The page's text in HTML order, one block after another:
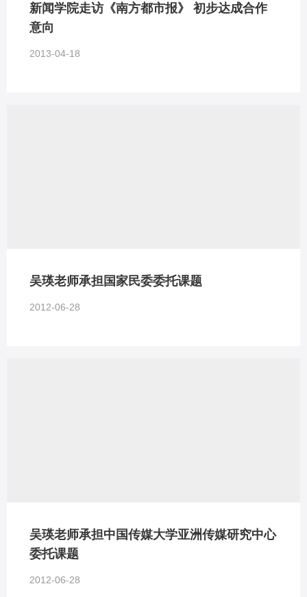
新闻学院走访《南方都市报》 初步达成合作
意向
2013-04-18
吴瑛老师承担国家民委委托课题
2012-06-28
吴瑛老师承担中国传媒大学亚洲传媒研究中心
委托课题
2012-06-28